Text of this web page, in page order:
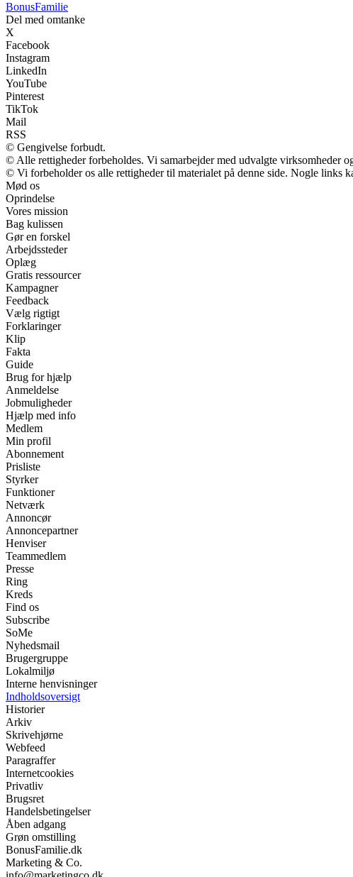
BonusFamilie
Del med omtanke
X
Facebook
Instagram
LinkedIn
YouTube
Pinterest
TikTok
Mail
RSS
© Gengivelse forbudt.
© Alle rettigheder forbeholdes. Vi samarbejder med udvalgte virksomheder
© Vi forbeholder os alle rettigheder til materialet på denne side. Nogle
Mød os
Oprindelse
Vores mission
Bag kulissen
Gør en forskel
Arbejdssteder
Oplæg
Gratis ressourcer
Kampagner
Feedback
Vælg rigtigt
Forklaringer
Klip
Fakta
Guide
Brug for hjælp
Anmeldelse
Jobmuligheder
Hjælp med info
Medlem
Min profil
Abonnement
Prisliste
Styrker
Funktioner
Netværk
Annoncør
Annoncepartner
Henviser
Teammedlem
Presse
Ring
Kreds
Find os
Subscribe
SoMe
Nyhedsmail
Brugergruppe
Lokalmiljø
Interne henvisninger
Indholdsoversigt
Historier
Arkiv
Skrivehjørne
Webfeed
Paragraffer
Internetcookies
Privatliv
Brugsret
Handelsbetingelser
Åben adgang
Grøn omstilling
BonusFamilie.dk
Marketing & Co.